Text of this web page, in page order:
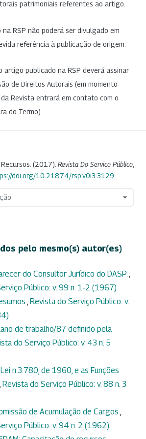
patrimoniais referentes ao artigo.
RSP não poderá ser divulgado em
referência à publicação de origem.
artigo publicado na RSP deverá assinar
de Direitos Autorais (em momento
Revista entrará em contato com o
do Termo).
(2017). Revista Do Serviço Público
doi.org/10.21874/rsp.v0i3.3129
pelo mesmo(s) autor(es)
do Consultor Jurídico do DASP.
Público: v. 99 n. 1-2 (1967)
Revista do Serviço Público: v.
de trabalho/87 definido pela
do Serviço Público: v. 43 n. 5
n.3.780, de 1960, e as Funções
Revista do Serviço Público: v. 88 n. 3
de Acumulação de Cargos
Público: v. 94 n. 2 (1962)